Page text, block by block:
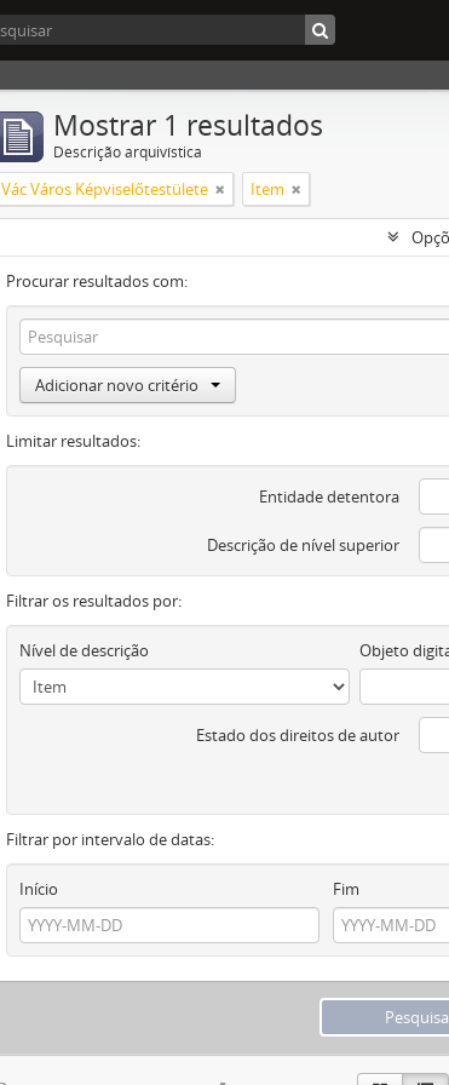
Mostrar 1 resultados
Descrição arquivística
Vác Város Képviselőtestülete Item
Procurar resultados com:
Adicionar novo critério
Limitar resultados:
Entidade detentora
Descrição de nível superior
Filtrar os resultados por:
Nível de descrição Objeto
Estado dos direitos de autor
Filtrar por intervalo de datas:
Início
Fim